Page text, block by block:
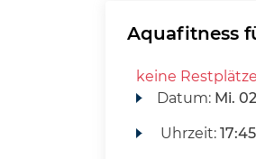
Aquafitness
keine
Datum: Mi.
Uhrzeit: